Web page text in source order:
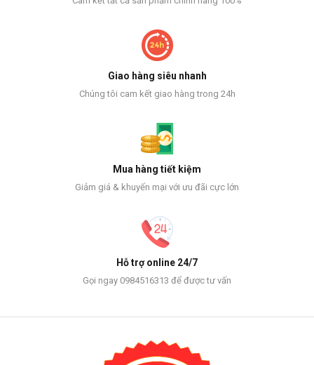
Giao hàng siêu nhanh
Chúng tôi cam kết giao hàng trong 24h
Mua hàng tiết kiệm
Giảm giá & khuyến mại với ưu đãi cực lớn
Hỗ trợ online 24/7
Gọi ngay 0984516313 để được tư vấn